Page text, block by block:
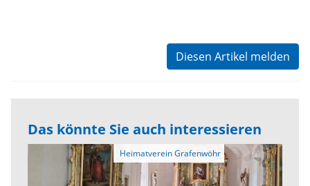
Diesen Artikel melden
Das könnte Sie auch interessieren
Heimatverein Grafenwöhr